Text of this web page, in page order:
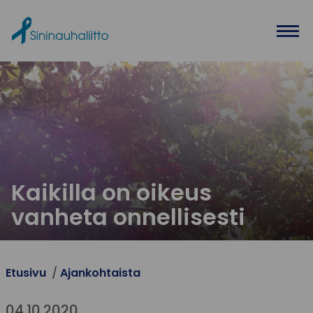
Kaikilla on oikeus
vanheta onnellisesti
Etusivu Ajankohtaista